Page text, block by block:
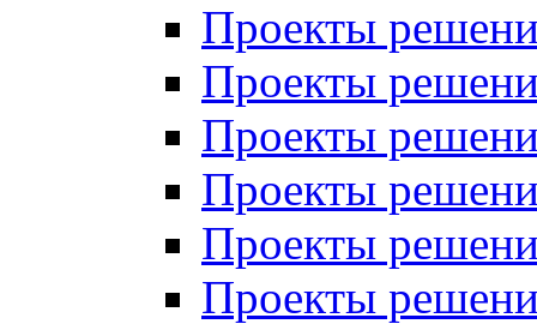
Проекты
Проекты
Проекты
Проекты
Проекты
Проекты